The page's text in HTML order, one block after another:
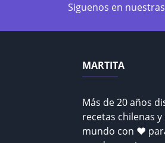
Siguenos en
MARTITA
Más de 20 años
recetas chilenas
mundo con ♥